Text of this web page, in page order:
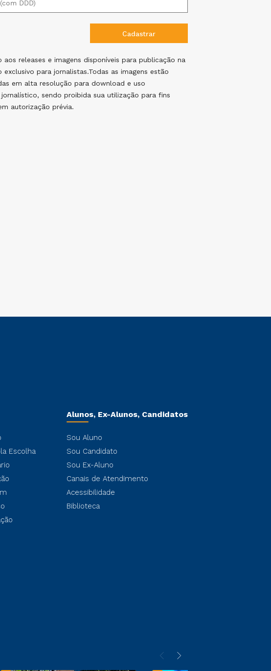
aos releases e imagens disponíveis para publicação na
exclusivo para jornalistas.Todas as imagens estão
em alta resolução para download e uso
sendo proibida sua utilização para fins
autorização prévia.
Escolha
Alunos, Ex-Alunos, Candidatos
Sou Aluno
Sou Candidato
Sou Ex-Aluno
Canais de Atendimento
Acessibilidade
Biblioteca